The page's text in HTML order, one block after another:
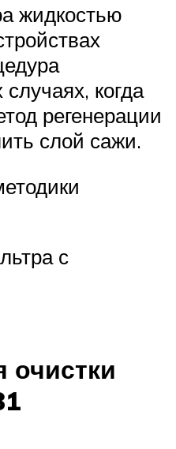
жидкостью
когда
регенерации
слой сажи.
с
очистки